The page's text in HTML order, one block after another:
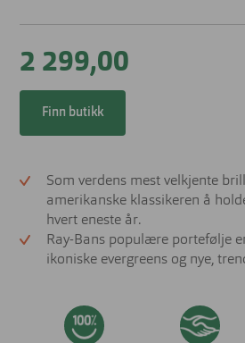
2 299,00
Finn butikk
Som verdens mest velkjente
amerikanske klassikeren å
hvert eneste år.
Ray-Bans populære portefølje
ikoniske evergreens og nye,